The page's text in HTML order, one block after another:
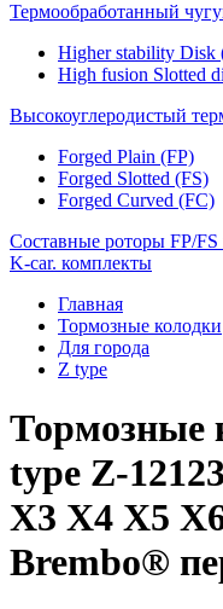
Термообработанный
Higher stability Disk
High fusion Slotted
Высокоуглеродистый
Forged Plain (FP)
Forged Slotted (FS)
Forged Curved (FC)
Составные роторы FP/
K-car. комплекты
Главная
Тормозные колодки
Для города
Z type
Тормозные
type Z-
X3 X4 X5
Brembo®